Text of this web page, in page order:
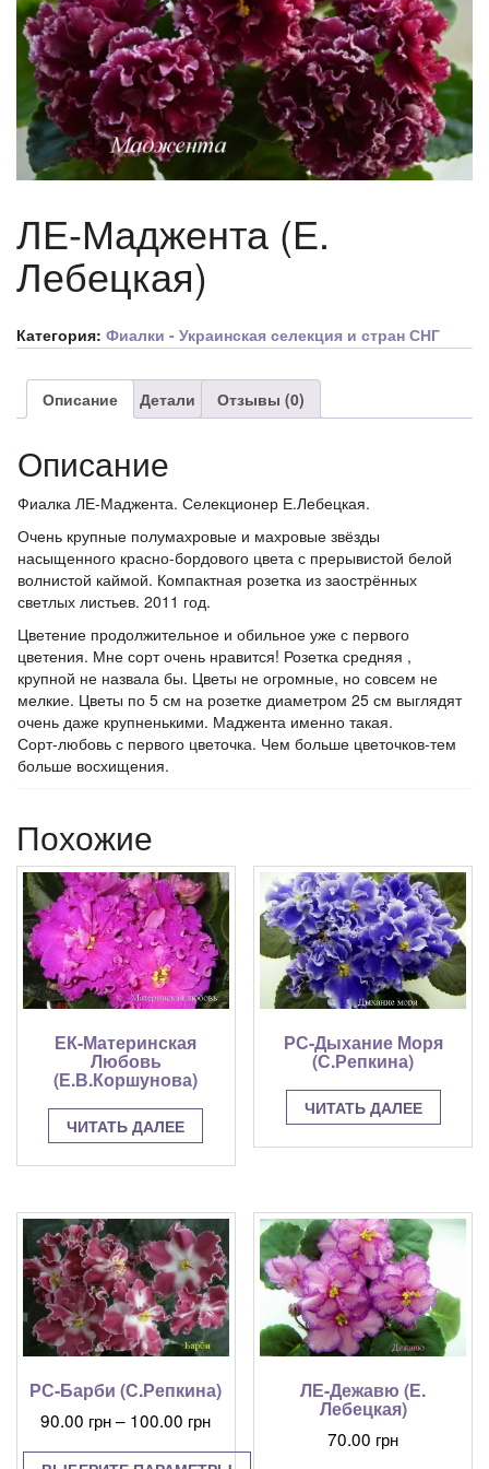
ЛЕ-Маджента (Е.
Лебецкая)
Категория: Фиалки - Украинская селекция и стран СНГ
Описание Детали Отзывы (0)
Описание
Фиалка ЛЕ-Маджента. Селекционер Е.Лебецкая.
Очень крупные полумахровые и махровые звёзды
насыщенного красно-бордового цвета с прерывистой белой
волнистой каймой. Компактная розетка из заострённых
светлых листьев. 2011 год.
Цветение продолжительное и обильное уже с первого
цветения. Мне сорт очень нравится! Розетка средняя ,
крупной не назвала бы. Цветы не огромные, но совсем не
мелкие. Цветы по 5 см на розетке диаметром 25 см выглядят
очень даже крупненькими. Маджента именно такая.
Сорт-любовь с первого цветочка. Чем больше цветочков-тем
больше восхищения.
Похожие
ЕК-Материнская
Любовь
(Е.В.Коршунова)
ЧИТАТЬ ДАЛЕЕ
РС-Дыхание Моря
(С.Репкина)
ЧИТАТЬ ДАЛЕЕ
РС-Барби (С.Репкина)
90.00 грн– 100.00 грнДиапазон
ЛЕ-Дежавю (Е.
Лебецкая)
70.00 грн